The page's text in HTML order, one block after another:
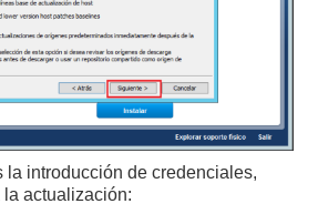
la introducción de credenciales,
actualización: